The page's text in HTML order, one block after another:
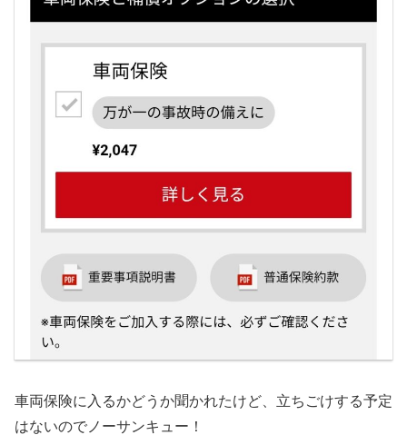
車両保険に入るかどうか聞かれたけど、立ちごけする予定
はないのでノーサンキュー！